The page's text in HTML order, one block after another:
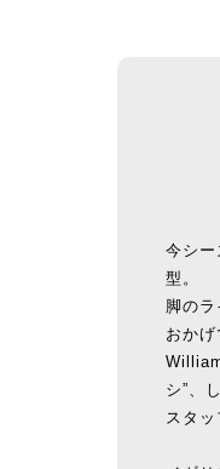
今シー
型。
脚の
おか
シ”、
スタ